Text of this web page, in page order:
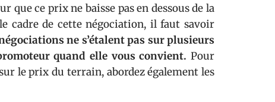
que ce prix ne baisse pas en dessous de la
cadre de cette négociation, il faut savoir
ne s’étalent pas sur plusieurs
quand elle vous convient. Pour
le prix du terrain, abordez également les